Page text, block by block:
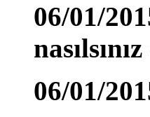
06/01/
06/01/